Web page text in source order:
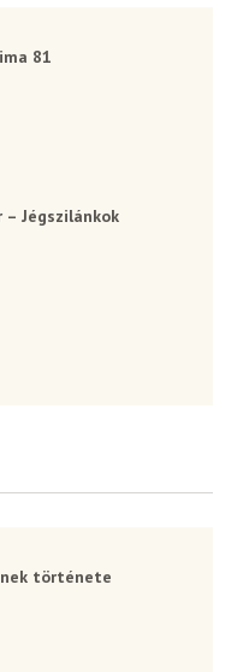
81
Jégszilánkok
története